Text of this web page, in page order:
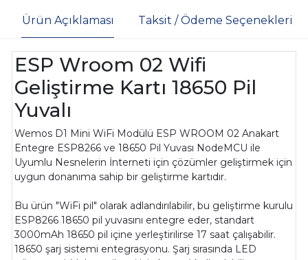
Ürün Açıklaması Taksit / Ödeme Seçenekleri
ESP Wroom 02 Wifi
Geliştirme Kartı 18650 Pil
Yuvalı
Wemos D1 Mini WiFi Modülü ESP WROOM 02 Anakart
Entegre ESP8266 ve 18650 Pil Yuvası NodeMCU ile
Uyumlu Nesnelerin İnterneti için çözümler geliştirmek için
uygun donanıma sahip bir geliştirme kartıdır.
Bu ürün "WiFi pil" olarak adlandırılabilir, bu geliştirme kurulu
ESP8266 18650 pil yuvasını entegre eder, standart
3000mAh 18650 pil içine yerleştirilirse 17 saat çalışabilir.
18650 şarj sistemi entegrasyonu. Şarj sırasında LED